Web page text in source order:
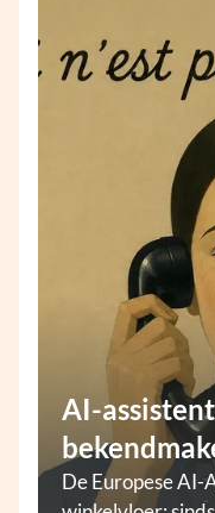
AI-
De Europese